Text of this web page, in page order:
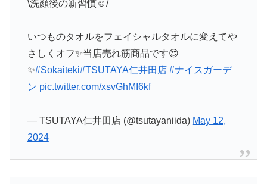
\洗顔後の新習慣☺️/
いつものタオルをフェイシャルタオルに変えてや
さしくオフ✨当店売れ筋商品です😍
✨#Sokaiteki#TSUTAYA仁井田店 #ナイスガーデ
ン pic.twitter.com/xsvGhMI6kf
— TSUTAYA仁井田店 (@tsutayaniida) May 12,
2024